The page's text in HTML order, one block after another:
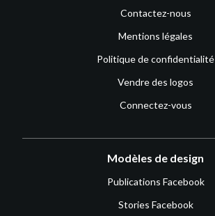
Contactez-nous
Mentions légales
Politique de confidentialité
Vendre des logos
Connectez-vous
Modèles de design
Publications Facebook
Stories Facebook